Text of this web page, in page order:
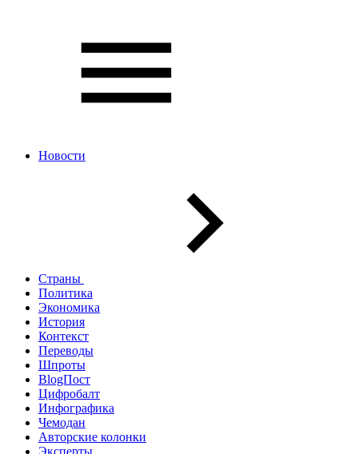
Новости
Страны
Политика
Экономика
История
Контекст
Переводы
Шпроты
BlogПост
Цифробалт
Инфографика
Чемодан
Авторские колонки
Эксперты